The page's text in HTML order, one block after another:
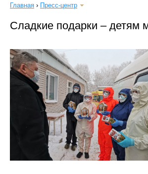
Главная › Пресс-центр
Сладкие подарки – детям